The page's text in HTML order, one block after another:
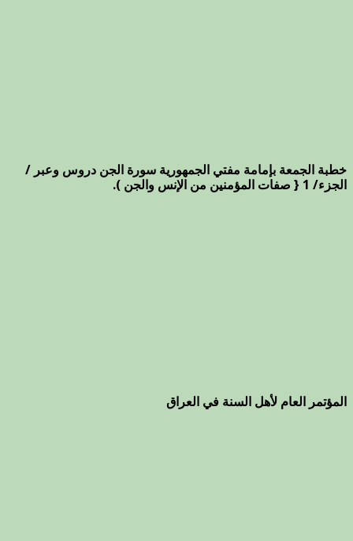
خطبة الجمعة بإمامة مفتي الجمهورية سورة الجن دروس وعبر /
الجزء/ 1 { صفات المؤمنين من الإنس والجن ).
المؤتمر العام لأهل السنة في العراق